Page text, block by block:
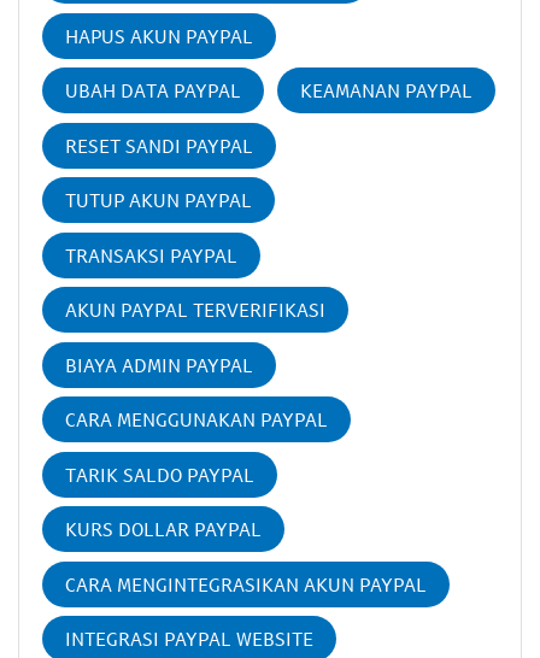
HAPUS AKUN PAYPAL
UBAH DATA PAYPAL KEAMANAN PAYPAL
RESET SANDI PAYPAL
TUTUP AKUN PAYPAL
TRANSAKSI PAYPAL
AKUN PAYPAL TERVERIFIKASI
BIAYA ADMIN PAYPAL
CARA MENGGUNAKAN PAYPAL
TARIK SALDO PAYPAL
KURS DOLLAR PAYPAL
CARA MENGINTEGRASIKAN AKUN PAYPAL
INTEGRASI PAYPAL WEBSITE